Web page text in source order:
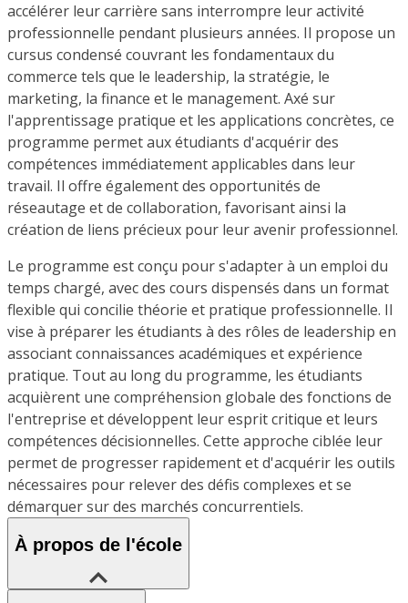
accélérer leur carrière sans interrompre leur activité
professionnelle pendant plusieurs années. Il propose un
cursus condensé couvrant les fondamentaux du
commerce tels que le leadership, la stratégie, le
marketing, la finance et le management. Axé sur
l'apprentissage pratique et les applications concrètes, ce
programme permet aux étudiants d'acquérir des
compétences immédiatement applicables dans leur
travail. Il offre également des opportunités de
réseautage et de collaboration, favorisant ainsi la
création de liens précieux pour leur avenir professionnel.
Le programme est conçu pour s'adapter à un emploi du
temps chargé, avec des cours dispensés dans un format
flexible qui concilie théorie et pratique professionnelle. Il
vise à préparer les étudiants à des rôles de leadership en
associant connaissances académiques et expérience
pratique. Tout au long du programme, les étudiants
acquièrent une compréhension globale des fonctions de
l'entreprise et développent leur esprit critique et leurs
compétences décisionnelles. Cette approche ciblée leur
permet de progresser rapidement et d'acquérir les outils
nécessaires pour relever des défis complexes et se
démarquer sur des marchés concurrentiels.
À propos de l'école